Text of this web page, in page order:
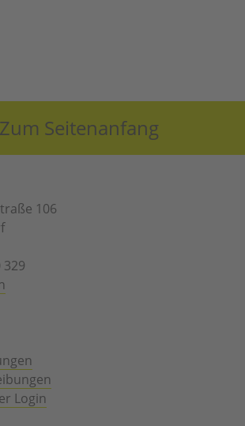
Zum Seitenanfang
106
329
Login